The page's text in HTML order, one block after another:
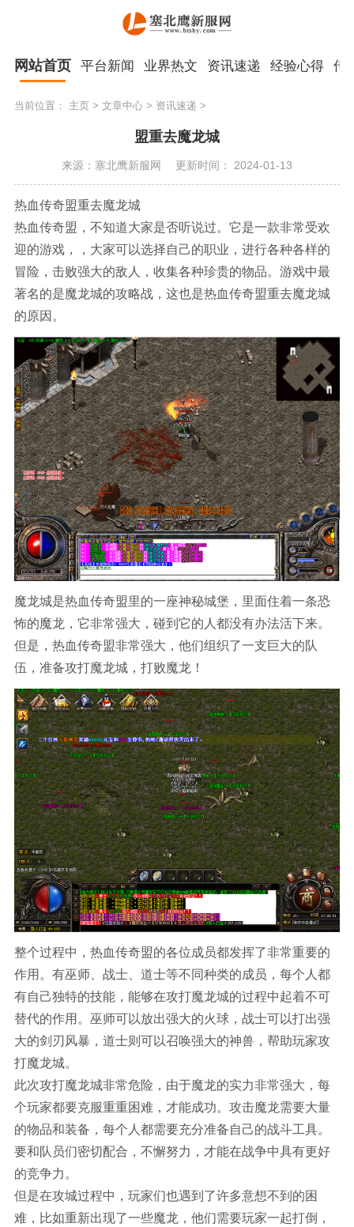
网站首页 平台新闻 业界热文 资讯速递 经验心得 传
当前位置： 主页> 文章中心> 资讯速递 >
盟重去魔龙城
来源：塞北鹰新服网 更新时间： 2024-01-13
热血传奇盟重去魔龙城
热血传奇盟，不知道大家是否听说过。它是一款非常受欢
迎的游戏，，大家可以选择自己的职业，进行各种各样的
冒险，击败强大的敌人，收集各种珍贵的物品。游戏中最
著名的是魔龙城的攻略战，这也是热血传奇盟重去魔龙城
的原因。
魔龙城是热血传奇盟里的一座神秘城堡，里面住着一条恐
怖的魔龙，它非常强大，碰到它的人都没有办法活下来。
但是，热血传奇盟非常强大，他们组织了一支巨大的队
伍，准备攻打魔龙城，打败魔龙！
整个过程中，热血传奇盟的各位成员都发挥了非常重要的
作用。有巫师、战士、道士等不同种类的成员，每个人都
有自己独特的技能，能够在攻打魔龙城的过程中起着不可
替代的作用。巫师可以放出强大的火球，战士可以打出强
大的剑刃风暴，道士则可以召唤强大的神兽，帮助玩家攻
打魔龙城。
此次攻打魔龙城非常危险，由于魔龙的实力非常强大，每
个玩家都要克服重重困难，才能成功。攻击魔龙需要大量
的物品和装备，每个人都需要充分准备自己的战斗工具。
要和队员们密切配合，不懈努力，才能在战争中具有更好
的竞争力。
但是在攻城过程中，玩家们也遇到了许多意想不到的困
难，比如重新出现了一些魔龙，他们需要玩家一起打倒，